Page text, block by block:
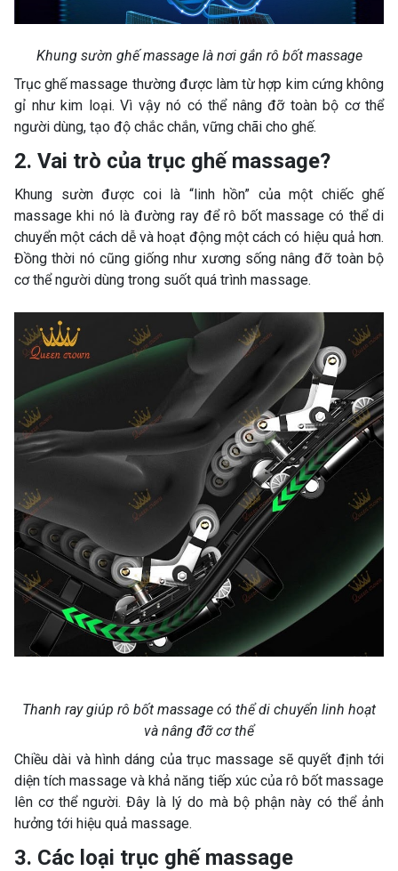
Khung sườn ghế massage là nơi gắn rô bốt massage
Trục ghế massage thường được làm từ hợp kim cứng không
gỉ như kim loại. Vì vậy nó có thể nâng đỡ toàn bộ cơ thể
người dùng, tạo độ chắc chắn, vững chãi cho ghế.
2. Vai trò của trục ghế massage?
Khung sườn được coi là “linh hồn” của một chiếc ghế
massage khi nó là đường ray để rô bốt massage có thể di
chuyển một cách dễ và hoạt động một cách có hiệu quả hơn.
Đồng thời nó cũng giống như xương sống nâng đỡ toàn bộ
cơ thể người dùng trong suốt quá trình massage.
Thanh ray giúp rô bốt massage có thể di chuyển linh hoạt
và nâng đỡ cơ thể
Chiều dài và hình dáng của trục massage sẽ quyết định tới
diện tích massage và khả năng tiếp xúc của rô bốt massage
lên cơ thể người. Đây là lý do mà bộ phận này có thể ảnh
hưởng tới hiệu quả massage.
3. Các loại trục ghế massage